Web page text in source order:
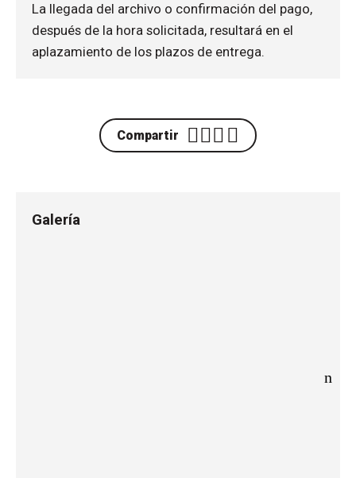
La llegada del archivo o confirmación del pago,
después de la hora solicitada, resultará en el
aplazamiento de los plazos de entrega.
Compartir
Galería